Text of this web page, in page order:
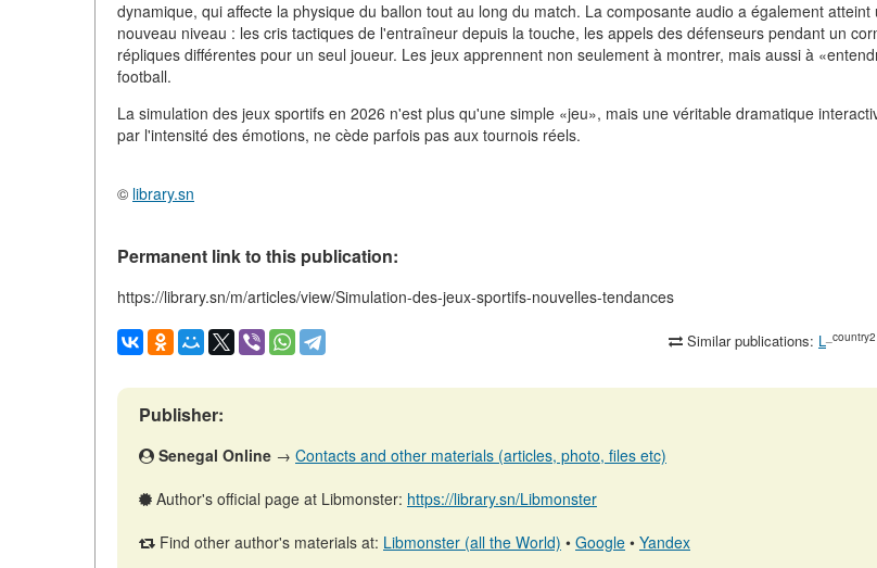
dynamique, qui affecte la physique du ballon tout au long du match. La composante audio a également atteint
nouveau niveau : les cris tactiques de l'entraîneur depuis la touche, les appels des défenseurs pendant un
répliques différentes pour un seul joueur. Les jeux apprennent non seulement à montrer, mais aussi à
football.
La simulation des jeux sportifs en 2026 n'est plus qu'une simple «jeu», mais une véritable dramatique
par l'intensité des émotions, ne cède parfois pas aux tournois réels.
© library.sn
Permanent link to this publication:
https://library.sn/m/articles/view/Simulation-des-jeux-sportifs-nouvelles-tendances
Similar publications: L _country2
Publisher:
Senegal Online → Contacts and other materials (articles, photo, files etc)
Author's official page at Libmonster: https://library.sn/Libmonster
Find other author's materials at: Libmonster (all the World) • Google • Yandex